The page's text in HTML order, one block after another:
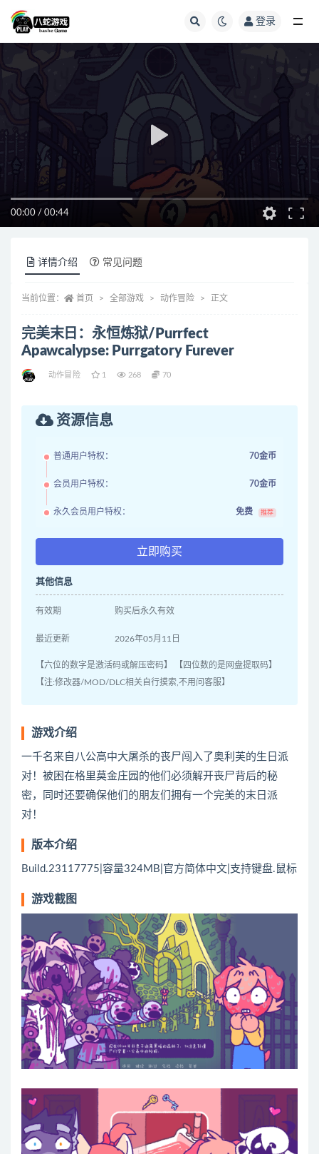
登录
00:00 / 00:44
详情介绍 常见问题
当前位置： 首页 全部游戏 动作冒险 正文
完美末日：永恒炼狱/Purrfect
Apawcalypse: Purrgatory Furever
动作冒险 1 268 70
资源信息
普通用户特权： 70金币
会员用户特权： 70金币
永久会员用户特权： 免费 推荐
立即购买
其他信息
有效期 购买后永久有效
最近更新 2026年05月11日
【六位的数字是激活码或解压密码】 【四位数的是网盘提取码】
【注:修改器/MOD/DLC相关自行摸索,不用问客服】
游戏介绍
一千名来自八公高中大屠杀的丧尸闯入了奥利芙的生日派
对！被困在格里莫金庄园的他们必须解开丧尸背后的秘
密，同时还要确保他们的朋友们拥有一个完美的末日派
对！
版本介绍
Build.23117775|容量324MB|官方简体中文|支持键盘.鼠标
游戏截图